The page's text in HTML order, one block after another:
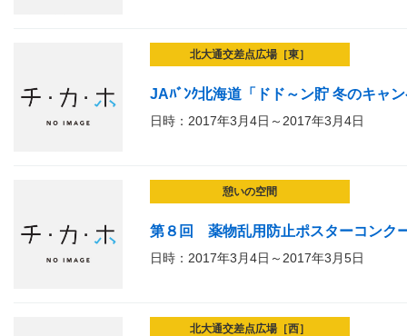
北大通交差点広場［東］
JAﾊﾞﾝｸ北海道「ドド～ン貯 冬のキャ
日時：2017年3月4日～2017年3月4日
憩いの空間
第８回 薬物乱用防止ポスターコンク
日時：2017年3月4日～2017年3月5日
北大通交差点広場［西］